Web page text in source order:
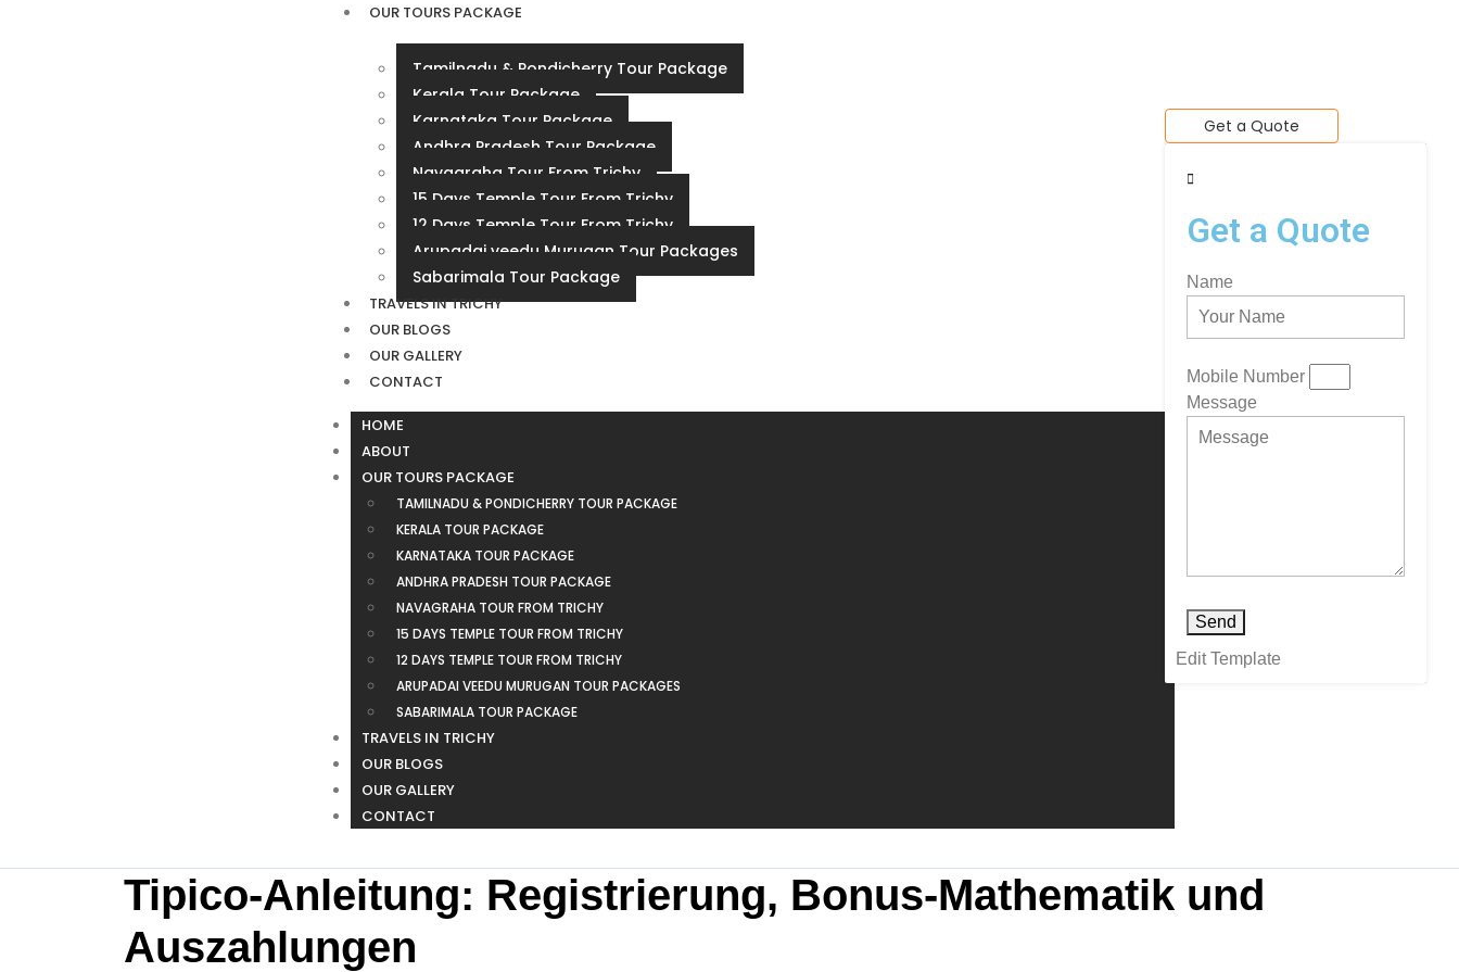
OUR TOURS PACKAGE
Tamilnadu & Pondicherry Tour Package
Kerala Tour Package
Karnataka Tour Package
Andhra Pradesh Tour Package
Navagraha Tour From Trichy
15 Days Temple Tour From Trichy
12 Days Temple Tour From Trichy
Arupadai veedu Murugan Tour Packages
Sabarimala Tour Package
TRAVELS IN TRICHY
OUR BLOGS
OUR GALLERY
CONTACT
HOME
ABOUT
OUR TOURS PACKAGE
TAMILNADU & PONDICHERRY TOUR PACKAGE
KERALA TOUR PACKAGE
KARNATAKA TOUR PACKAGE
ANDHRA PRADESH TOUR PACKAGE
NAVAGRAHA TOUR FROM TRICHY
15 DAYS TEMPLE TOUR FROM TRICHY
12 DAYS TEMPLE TOUR FROM TRICHY
ARUPADAI VEEDU MURUGAN TOUR PACKAGES
SABARIMALA TOUR PACKAGE
TRAVELS IN TRICHY
OUR BLOGS
OUR GALLERY
CONTACT
Get a Quote
Get a Quote
Name
Mobile Number
Message
Send
Edit Template
Tipico-Anleitung: Registrierung, Bonus-Mathematik und
Auszahlungen